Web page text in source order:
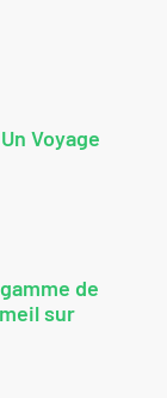
Voyage
de
sur